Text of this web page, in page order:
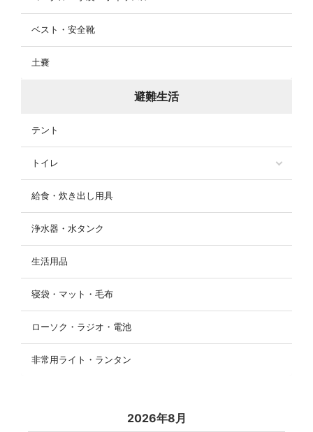
ベスト・安全靴
土嚢
避難生活
テント
トイレ
給食・炊き出し用具
浄水器・水タンク
生活用品
寝袋・マット・毛布
ローソク・ラジオ・電池
非常用ライト・ランタン
2026年8月